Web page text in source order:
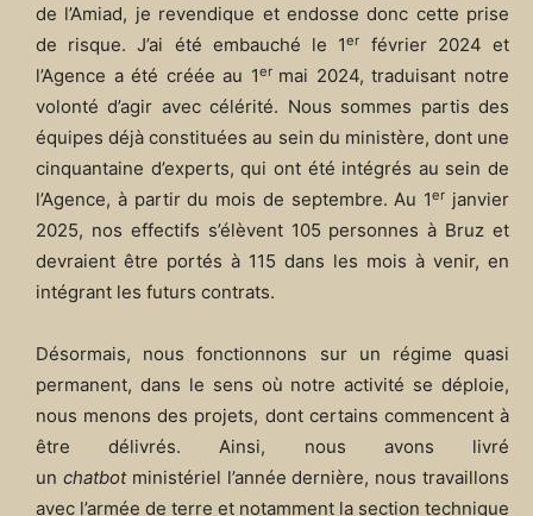
de l’Amiad, je revendique et endosse donc cette prise
de risque. J’ai été embauché le 1er
février 2024 et
l’Agence a été créée au 1er mai 2024, traduisant notre
volonté d’agir avec célérité. Nous sommes partis des
équipes déjà constituées au sein du ministère, dont une
cinquantaine d’experts, qui ont été intégrés au sein de
l’Agence, à partir du mois de septembre. Au 1er janvier
2025, nos effectifs s’élèvent 105 personnes à Bruz et
devraient être portés à 115 dans les mois à venir, en
intégrant les futurs contrats.
Désormais, nous fonctionnons sur un régime quasi
permanent, dans le sens où notre activité se déploie,
nous menons des projets, dont certains commencent à
être délivrés. Ainsi, nous avons livré
un chatbotministériel l’année dernière, nous travaillons
avec l’armée de terre et notamment la section technique